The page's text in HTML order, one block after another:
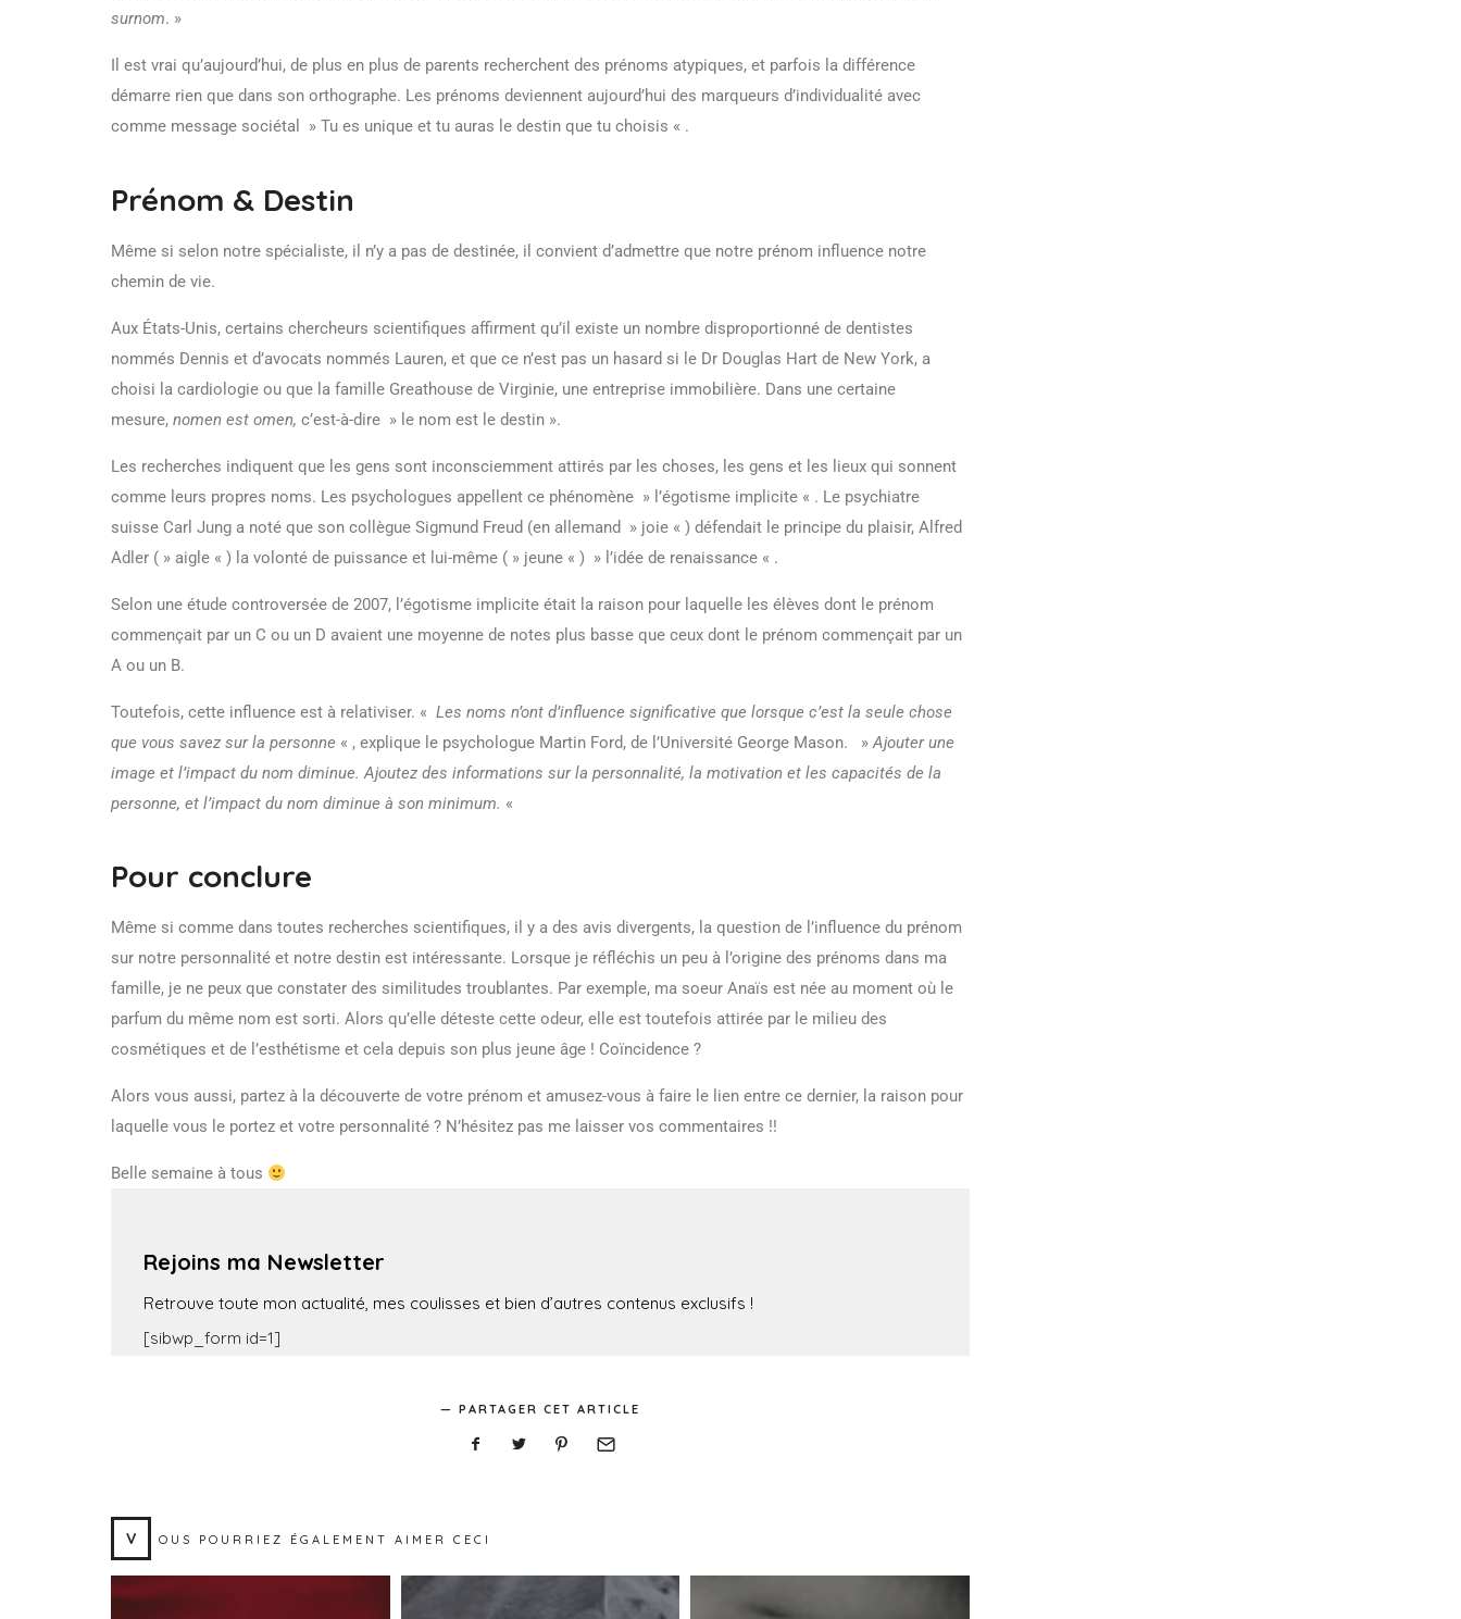
surnom. »
Il est vrai qu’aujourd’hui, de plus en plus de parents recherchent des prénoms atypiques, et parfois la différence
démarre rien que dans son orthographe. Les prénoms deviennent aujourd’hui des marqueurs d’individualité avec
comme message sociétal » Tu es unique et tu auras le destin que tu choisis « .
Prénom & Destin
Même si selon notre spécialiste, il n’y a pas de destinée, il convient d’admettre que notre prénom influence notre
chemin de vie.
Aux États-Unis, certains chercheurs scientifiques affirment qu’il existe un nombre disproportionné de dentistes
nommés Dennis et d’avocats nommés Lauren, et que ce n’est pas un hasard si le Dr Douglas Hart de New York, a
choisi la cardiologie ou que la famille Greathouse de Virginie, une entreprise immobilière. Dans une certaine
mesure, nomen est omen, c’est-à-dire » le nom est le destin ».
Les recherches indiquent que les gens sont inconsciemment attirés par les choses, les gens et les lieux qui sonnent
comme leurs propres noms. Les psychologues appellent ce phénomène » l’égotisme implicite « . Le psychiatre
suisse Carl Jung a noté que son collègue Sigmund Freud (en allemand » joie « ) défendait le principe du plaisir, Alfred
Adler ( » aigle « ) la volonté de puissance et lui-même ( » jeune « ) » l’idée de renaissance « .
Selon une étude controversée de 2007, l’égotisme implicite était la raison pour laquelle les élèves dont le prénom
commençait par un C ou un D avaient une moyenne de notes plus basse que ceux dont le prénom commençait par un
A ou un B.
Toutefois, cette influence est à relativiser. « Les noms n’ont d’influence significative que lorsque c’est la seule chose
que vous savez sur la personne « , explique le psychologue Martin Ford, de l’Université George Mason. »Ajouter une
image et l’impact du nom diminue. Ajoutez des informations sur la personnalité, la motivation et les capacités de la
personne, et l’impact du nom diminue à son minimum. «
Pour conclure
Même si comme dans toutes recherches scientifiques, il y a des avis divergents, la question de l’influence du prénom
sur notre personnalité et notre destin est intéressante. Lorsque je réfléchis un peu à l’origine des prénoms dans ma
famille, je ne peux que constater des similitudes troublantes. Par exemple, ma soeur Anaïs est née au moment où le
parfum du même nom est sorti. Alors qu’elle déteste cette odeur, elle est toutefois attirée par le milieu des
cosmétiques et de l’esthétisme et cela depuis son plus jeune âge ! Coïncidence ?
Alors vous aussi, partez à la découverte de votre prénom et amusez-vous à faire le lien entre ce dernier, la raison pour
laquelle vous le portez et votre personnalité ? N’hésitez pas me laisser vos commentaires !!
Belle semaine à tous
Rejoins ma Newsletter
Retrouve toute mon actualité, mes coulisses et bien d’autres contenus exclusifs !
[sibwp_form id=1]
PARTAGER CET ARTICLE
V OUS POURRIEZ ÉGALEMENT AIMER CECI